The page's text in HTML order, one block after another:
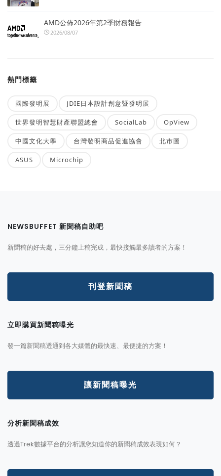
AMD公佈2026年第2季財務報告
2026/08/07
熱門標籤
國際發明展 JDIE日本設計創意暨發明展
世界發明智慧財產聯盟總會 SocialLab OpView
中國文化大學 台灣發明商品促進協會 北市圖
ASUS Microchip
NEWSBUFFET 新聞稿自助吧
新聞稿的好去處，三分鐘上稿完成，最快接觸最多讀者的方案！
刊登新聞稿
立即購買新聞稿曝光
發一篇新聞稿透通到各大媒體的最快速、最便捷的方案！
讓新聞稿曝光
分析新聞稿成效
透過Trek數據平台的分析讓您知道你的新聞稿成效表現如何？